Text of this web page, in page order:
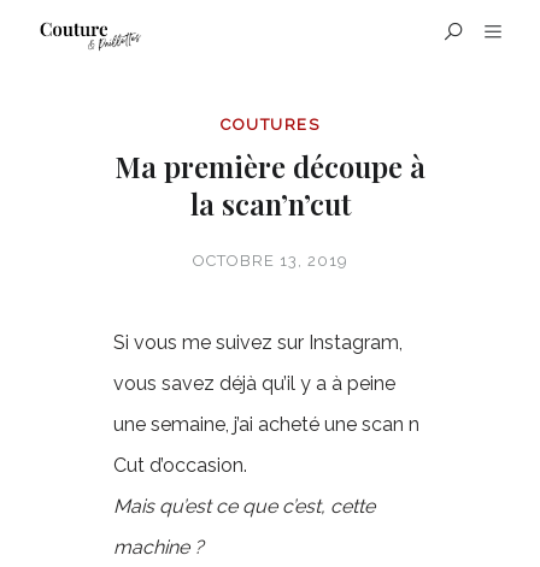
COUTURES
Ma première découpe à
la scan’n’cut
OCTOBRE 13, 2019
Si vous me suivez sur Instagram,
vous savez déjà qu’il y a à peine
une semaine, j’ai acheté une scan n
Cut d’occasion.
Mais qu’est ce que c’est, cette
machine ?